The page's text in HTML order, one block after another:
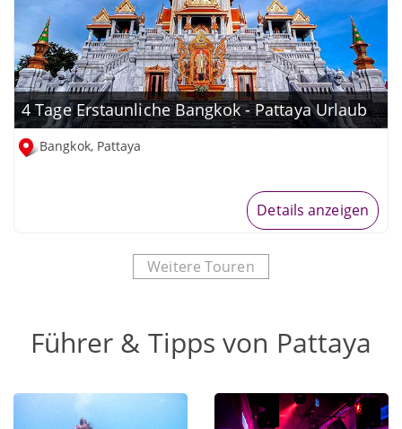
4 Tage Erstaunliche Bangkok - Pattaya Urlaub
Bangkok, Pattaya
Details anzeigen
Weitere Touren
Führer & Tipps von Pattaya